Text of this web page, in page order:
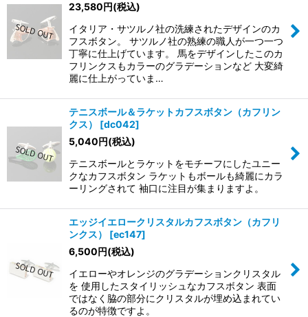
23,580円(税込)
イタリア・サツルノ社の洗練されたデザインのカ
フスボタン。 サツルノ社の熟練の職人が一つ一つ
丁寧に仕上げています。 馬をデザインしたこのカ
フリンクスもカラーのグラデーションなど 大変綺
麗に仕上がっていま…
テニスボール＆ラケットカフスボタン（カフリン
クス）
[dc042]
5,040円(税込)
テニスボールとラケットをモチーフにしたユニー
クなカフスボタン ラケットもボールも綺麗にカラ
ーリングされて 袖口に注目が集まりますよ。
エッジイエロークリスタルカフスボタン（カフリ
ンクス）
[ec147]
6,500円(税込)
イエローやオレンジのグラデーションクリスタル
を 使用したスタイリッシュなカフスボタン 表面
ではなく脇の部分にクリスタルが埋め込まれてい
るのが特徴ですよ。